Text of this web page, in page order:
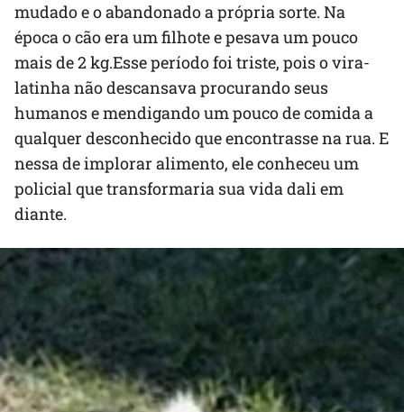
mudado e o abandonado a própria sorte. Na
época o cão era um filhote e pesava um pouco
mais de 2 kg.Esse período foi triste, pois o vira-
latinha não descansava procurando seus
humanos e mendigando um pouco de comida a
qualquer desconhecido que encontrasse na rua. E
nessa de implorar alimento, ele conheceu um
policial que transformaria sua vida dali em
diante.